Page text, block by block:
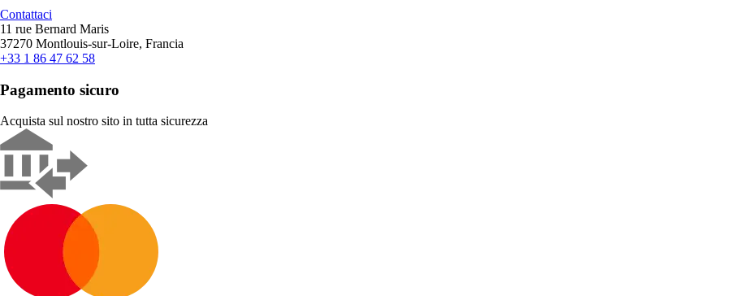
Contattaci
11 rue Bernard Maris
37270 Montlouis-sur-Loire, Francia
+33 1 86 47 62 58
Pagamento sicuro
Acquista sul nostro sito in tutta sicurezza